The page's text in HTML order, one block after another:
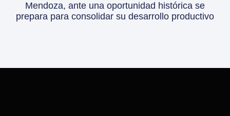
Mendoza, ante una oportunidad histórica se
prepara para consolidar su desarrollo productivo